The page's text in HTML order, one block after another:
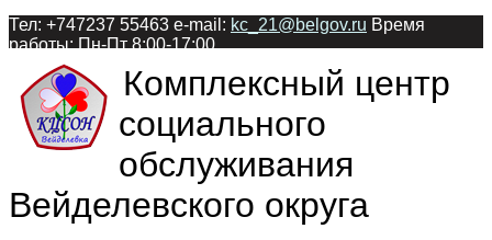
Тел: +747237 55463 e-mail: kc_21@belgov.ru Время
работы: Пн-Пт 8:00-17:00
Комплексный центр
социального
обслуживания
Вейделевского округа